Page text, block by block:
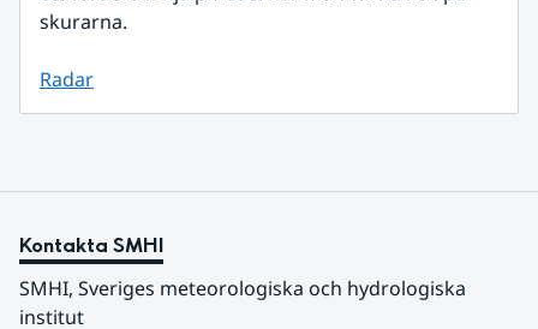
skurarna.
Radar
Kontakta SMHI
SMHI, Sveriges meteorologiska och hydrologiska
institut